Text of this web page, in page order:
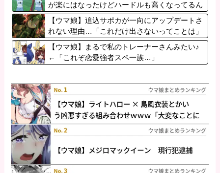
が楽にはなったけどハードルも高くなってるん
だ。
【ウマ娘】追込サポカが一向にアップデートさ
れない理由…「これだけ出さないってことは」
【ウマ娘】まるで私のトレーナーさんみたい♪
←「これぞ恋愛強者スペ一族…」